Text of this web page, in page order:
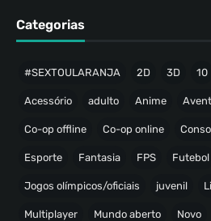
Categorias
#SEXTOULARANJA 2D 3D 10
Acessório adulto Anime
Co-op offline Co-op online
Esporte Fantasia FPS Futebol
Jogos olímpicos/oficiais juvenil
Multiplayer Mundo aberto Novo